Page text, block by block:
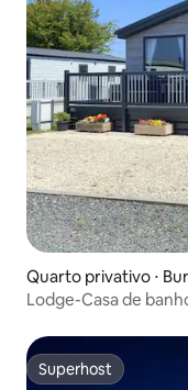
Quarto privativo ⋅
Lodge-Casa de
Superhost
Superhost